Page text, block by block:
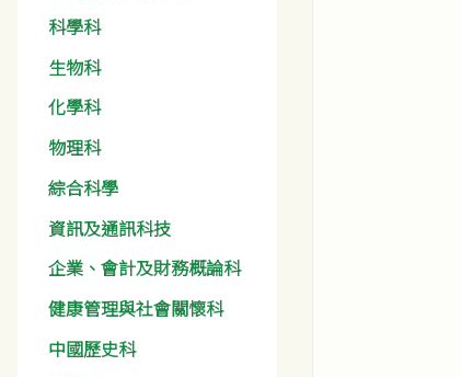
科學科
生物科
化學科
物理科
綜合科學
資訊及通訊科技
企業、會計及財務概論科
健康管理與社會關懷科
中國歷史科